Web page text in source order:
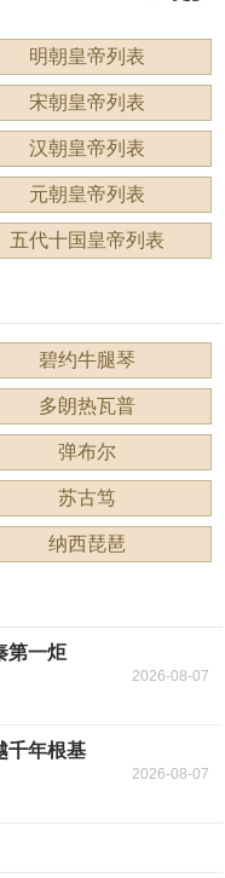
明朝皇帝列表
宋朝皇帝列表
汉朝皇帝列表
元朝皇帝列表
五代十国皇帝列表
碧约牛腿琴
多朗热瓦普
弹布尔
苏古笃
纳西琵琶
第一炬
2026-08-07
千年根基
2026-08-07